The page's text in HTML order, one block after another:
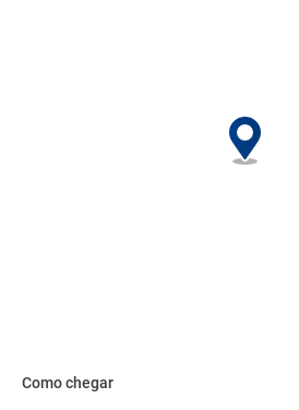
Como chegar